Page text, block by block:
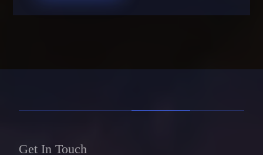
Get In Touch